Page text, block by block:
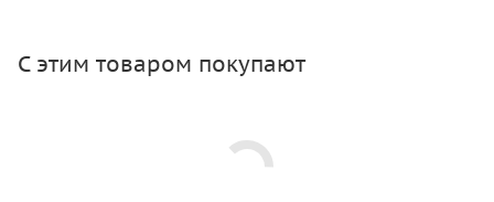
С этим товаром покупают